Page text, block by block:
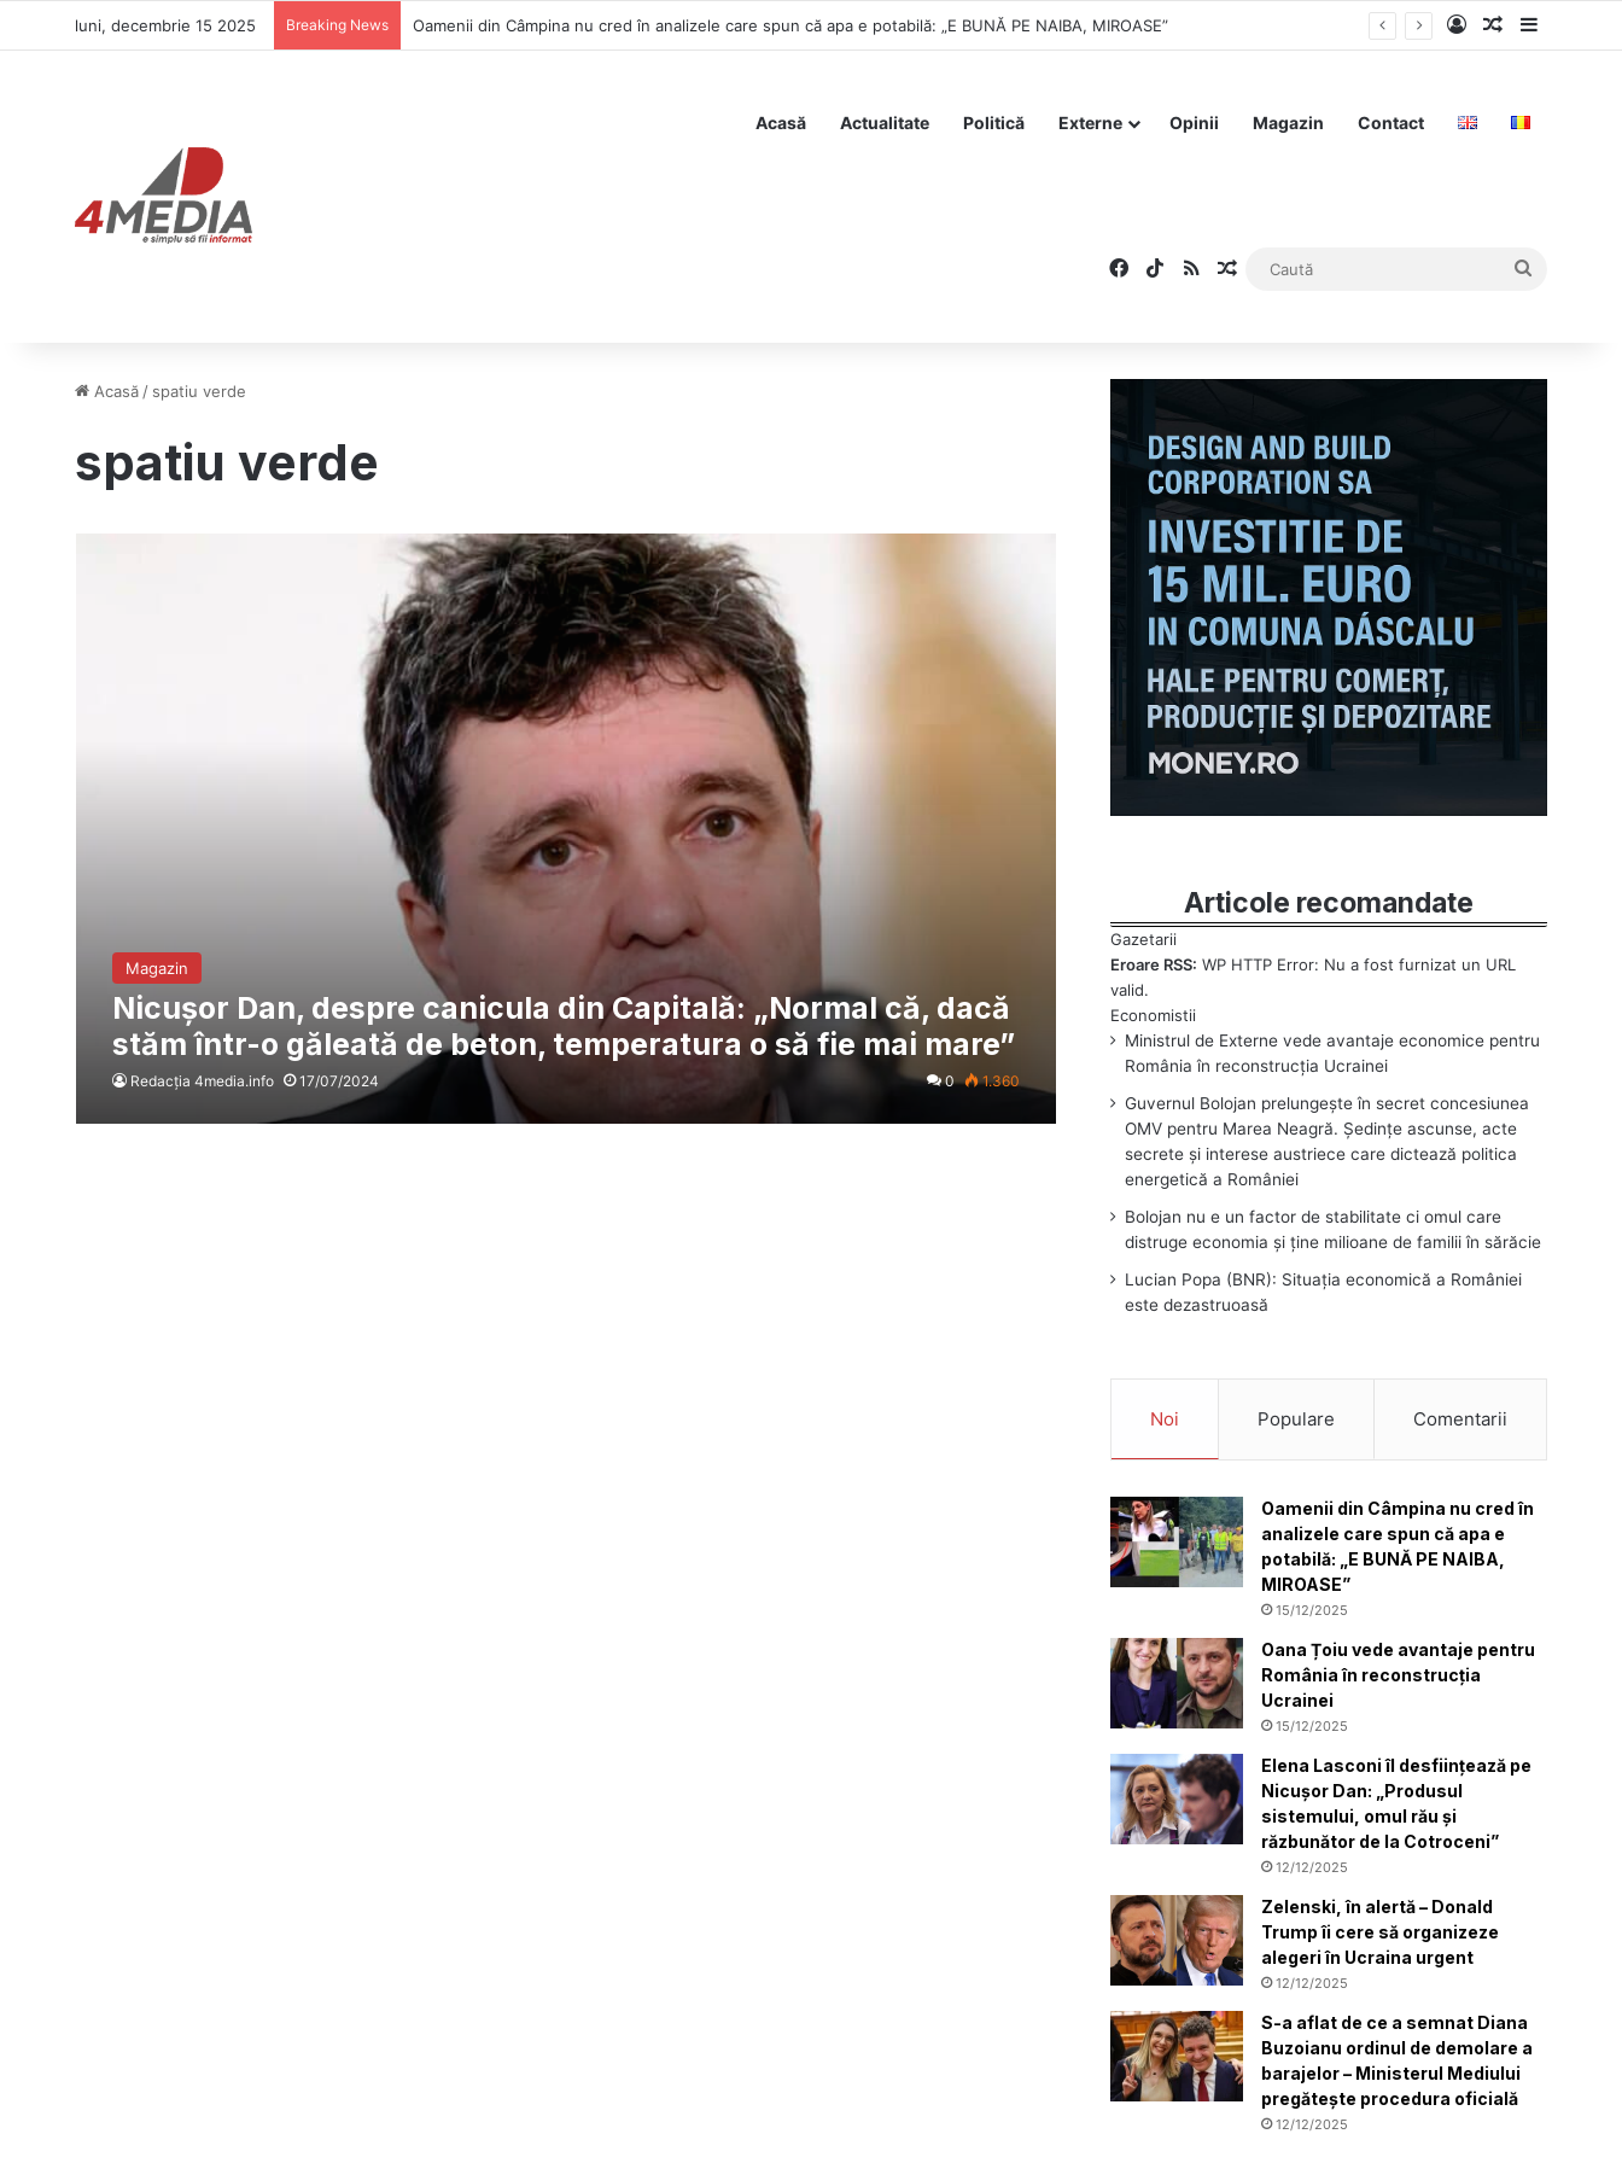
luni, decembrie 15 2025 Breaking News Oamenii din Câmpina nu cred în analizele care spun că apa e potabilă: „E BUNĂ PE NAIBA, MIROASE” Log InArticolSidebar
Acasă Actualitate Politică Externe Opinii Magazin Contact
Facebook
TikTok
RSSArticol aleatoriu
Acasă / spatiu verde
spatiu verde
Magazin
Nicușor Dan, despre canicula din Capitală: „Normal că, dacă
stăm într-o găleată de beton, temperatura o să fie mai mare”
Redacția 4media.info 17/07/2024 0 1.360
Articole recomandate
Eroare RSS: WP HTTP Error: Nu a fost furnizat un URL
valid.
Ministrul de Externe vede avantaje economice pentru
România în reconstrucția Ucrainei
Guvernul Bolojan prelungește în secret concesiunea
OMV pentru Marea Neagră. Ședințe ascunse, acte
secrete și interese austriece care dictează politica
energetică a României
Bolojan nu e un factor de stabilitate ci omul care
distruge economia și ține milioane de familii în sărăcie
Lucian Popa (BNR): Situația economică a României
este dezastruoasă
Noi Populare Comentarii
Oamenii din Câmpina nu cred în
analizele care spun că apa e
potabilă: „E BUNĂ PE NAIBA,
MIROASE”
15/12/2025
Oana Țoiu vede avantaje pentru
România în reconstrucția
Ucrainei
15/12/2025
Elena Lasconi îl desființează pe
Nicușor Dan: „Produsul
sistemului, omul rău și
răzbunător de la Cotroceni”
12/12/2025
Zelenski, în alertă – Donald
Trump îi cere să organizeze
alegeri în Ucraina urgent
12/12/2025
S-a aflat de ce a semnat Diana
Buzoianu ordinul de demolare a
barajelor – Ministerul Mediului
pregătește procedura oficială
12/12/2025